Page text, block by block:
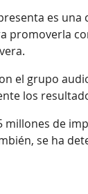
es
promoverla
el grupo
los
de
se ha